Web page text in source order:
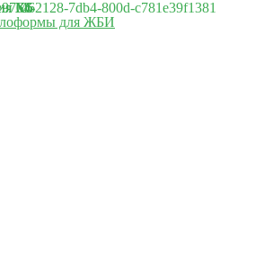
для ЖБИ